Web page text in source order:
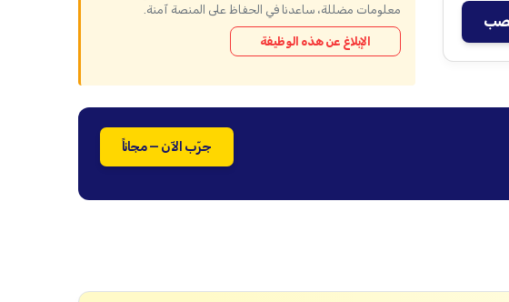
معلومات مضللة، ساعدنا في الحفاظ على المنصة آمنة.
الإبلاغ عن هذه الوظيفة
جرّب الآن — مجاناً